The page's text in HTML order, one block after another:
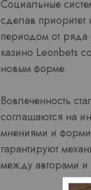
Социальные
сделав
периодом от ряда
казино Leonbets
новым форме.
Вовлеченность
соглашаются на
мнениями и
гарантируют
между авторами и